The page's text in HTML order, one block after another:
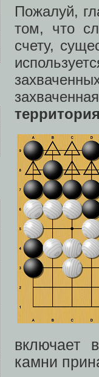
Пожалуй,
том, что
счету,
включает
камни